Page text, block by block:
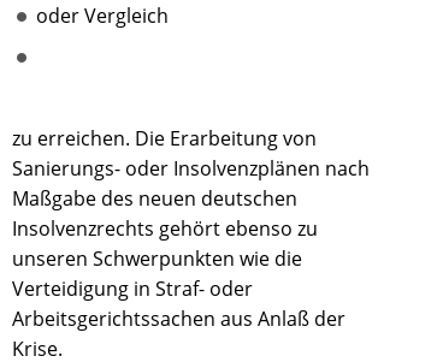
oder Vergleich
zu erreichen. Die Erarbeitung von
Sanierungs- oder Insolvenzplänen nach
Maßgabe des neuen deutschen
Insolvenzrechts gehört ebenso zu
unseren Schwerpunkten wie die
Verteidigung in Straf- oder
Arbeitsgerichtssachen aus Anlaß der
Krise.